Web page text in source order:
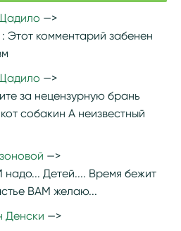
Этот комментарий забенен
за нецензурную брань
собакин А неизвестный
Детей.... Время бежит
ВАМ желаю...
Денски